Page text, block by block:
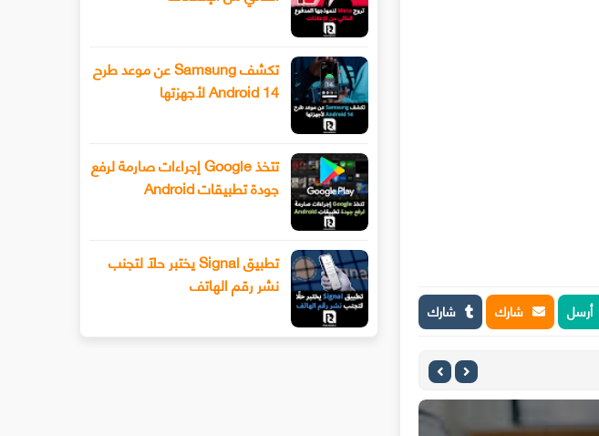
أرسل شارك شارك
تكشف Samsung عن موعد طرح
Android 14 لأجهزتها
تتخذ Google إجراءات صارمة لرفع
جودة تطبيقات Android
تطبيق Signal يختبر حلًا لتجنب
نشر رقم الهاتف